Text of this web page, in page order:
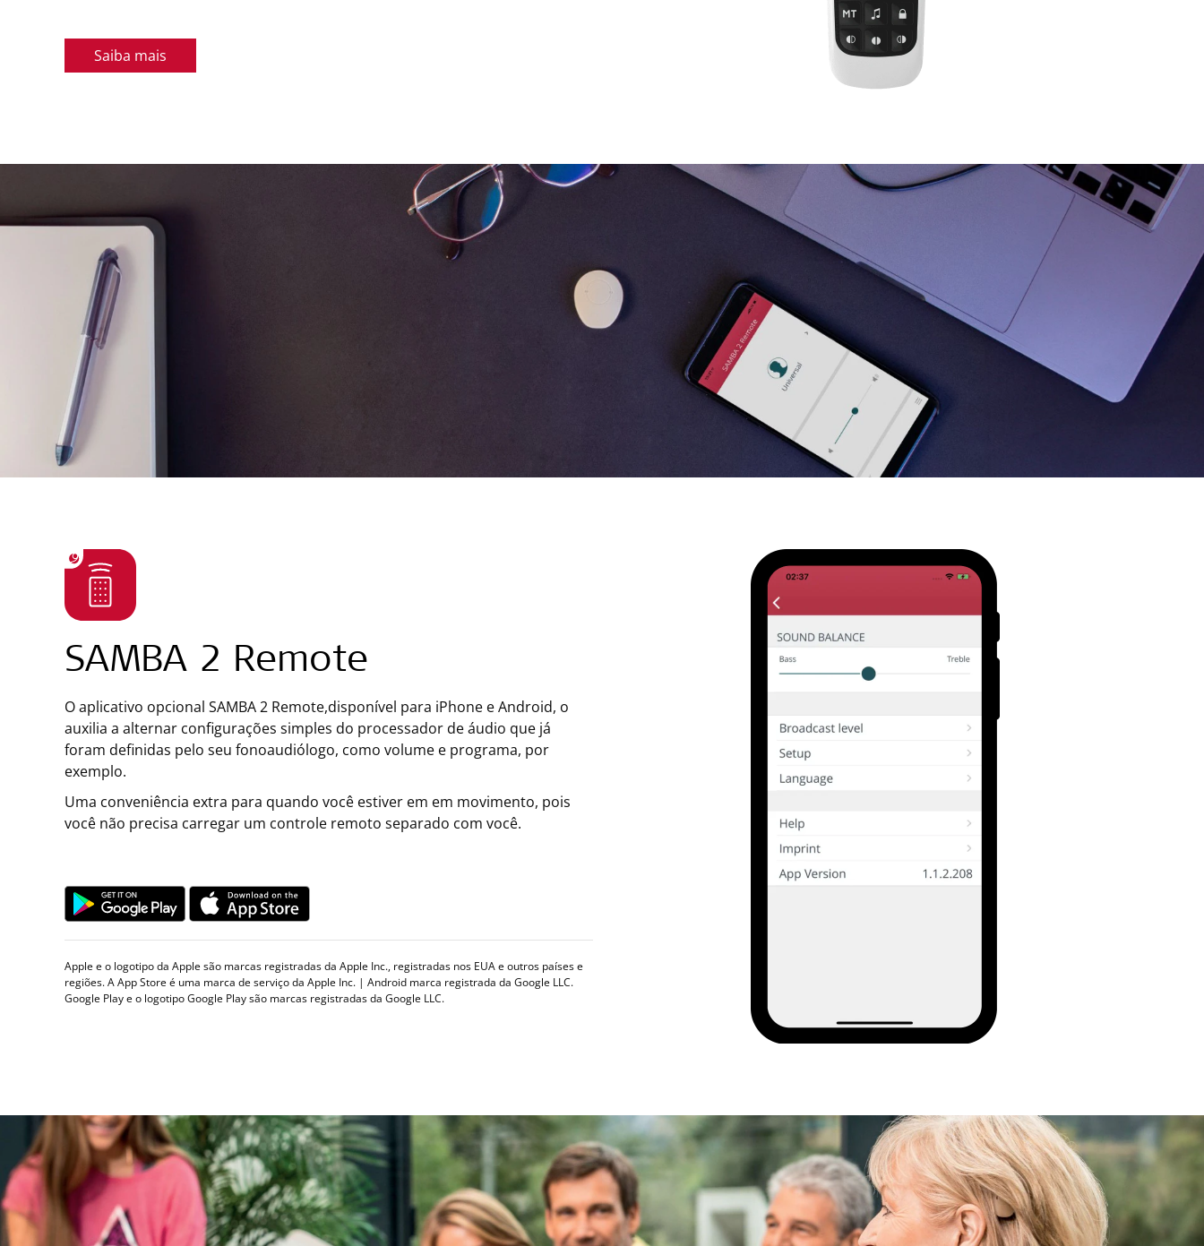
Saiba mais
SAMBA 2 Remote
O aplicativo opcional SAMBA 2 Remote,disponível para iPhone e Android, o
auxilia a alternar configurações simples do processador de áudio que já
foram definidas pelo seu fonoaudiólogo, como volume e programa, por
exemplo.
Uma conveniência extra para quando você estiver em em movimento, pois
você não precisa carregar um controle remoto separado com você.
Apple e o logotipo da Apple são marcas registradas da Apple Inc., registradas nos EUA e outros países e
regiões. A App Store é uma marca de serviço da Apple Inc. | Android marca registrada da Google LLC.
Google Play e o logotipo Google Play são marcas registradas da Google LLC.